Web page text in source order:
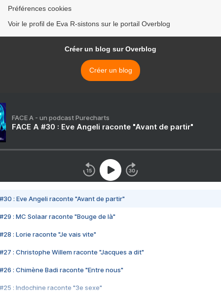
Préférences cookies
Voir le profil de Eva R-sistons sur le portail Overblog
Créer un blog sur Overblog
Créer un blog
FACE A - un podcast Purecharts
FACE A #30 : Eve Angeli raconte "Avant de partir"
#30 : Eve Angeli raconte "Avant de partir"
#29 : MC Solaar raconte "Bouge de là"
#28 : Lorie raconte "Je vais vite"
#27 : Christophe Willem raconte "Jacques a dit"
#26 : Chimène Badi raconte "Entre nous"
#25 : Indochine raconte "3e sexe"